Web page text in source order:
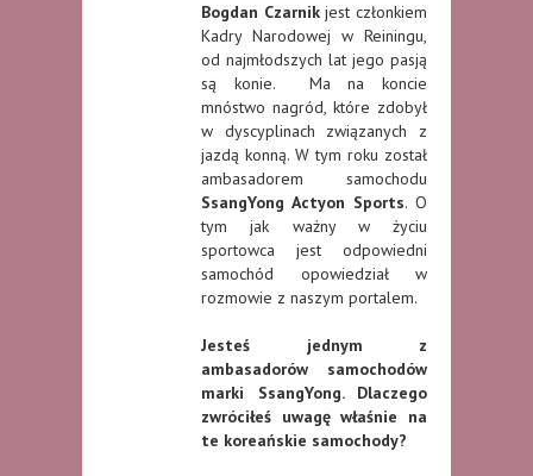
Bogdan Czarnikjest członkiem
Kadry Narodowej w Reiningu,
od najmłodszych lat jego pasją
są konie. Ma na koncie
mnóstwo nagród, które zdobył
w dyscyplinach związanych z
jazdą konną. W tym roku został
ambasadorem samochodu
SsangYong Actyon Sports. O
tym jak ważny w życiu
sportowca jest odpowiedni
samochód opowiedział w
rozmowie z naszym portalem.
Jesteś jednym z
ambasadorów samochodów
marki SsangYong. Dlaczego
zwróciłeś uwagę właśnie na
te koreańskie samochody?